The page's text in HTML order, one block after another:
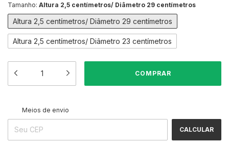
Tamanho: Altura 2,5 centímetros/ Diâmetro 29 centímetros
Altura 2,5 centímetros/ Diâmetro 29 centímetros
Altura 2,5 centímetros/ Diâmetro 23 centímetros
Entregas para o CEP:
Meios de envio
CALCULAR